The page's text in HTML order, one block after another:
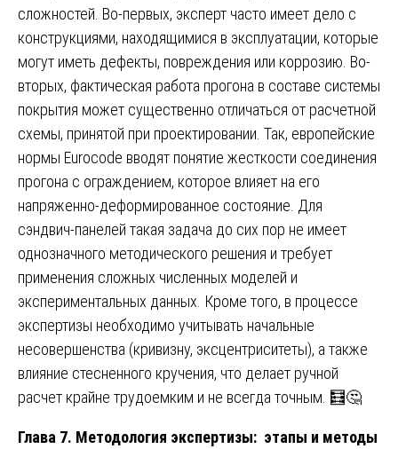
сложностей. Во-первых, эксперт часто имеет дело с
конструкциями, находящимися в эксплуатации, которые
могут иметь дефекты, повреждения или коррозию. Во-
вторых, фактическая работа прогона в составе системы
покрытия может существенно отличаться от расчетной
схемы, принятой при проектировании. Так, европейские
нормы Eurocode вводят понятие жесткости соединения
прогона с ограждением, которое влияет на его
напряженно-деформированное состояние. Для
сэндвич-панелей такая задача до сих пор не имеет
однозначного методического решения и требует
применения сложных численных моделей и
экспериментальных данных. Кроме того, в процессе
экспертизы необходимо учитывать начальные
несовершенства (кривизну, эксцентриситеты), а также
влияние стесненного кручения, что делает ручной
расчет крайне трудоемким и не всегда точным. 🧮🤔
Глава 7. Методология экспертизы: этапы и методы